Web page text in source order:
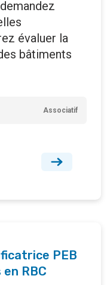
évaluer la
bâtiments
Associatif
PEB
RBC